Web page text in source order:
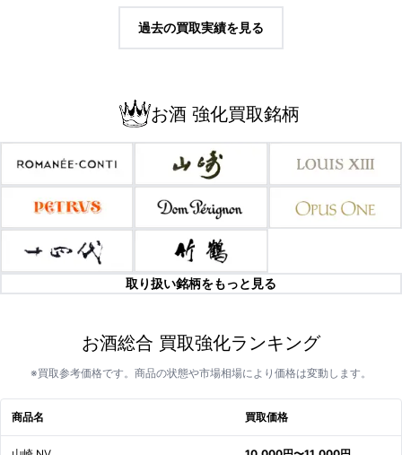
過去の買取実績を見る
お酒 強化買取銘柄
取り扱い銘柄をもっと見る
お酒総合 買取強化ランキング
※買取参考価格です。商品の状態や市場相場により価格は変動します。
商品名 買取価格